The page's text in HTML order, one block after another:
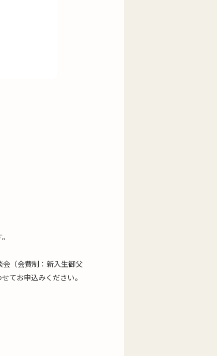
（会費制：新入生御父
てお申込みください。